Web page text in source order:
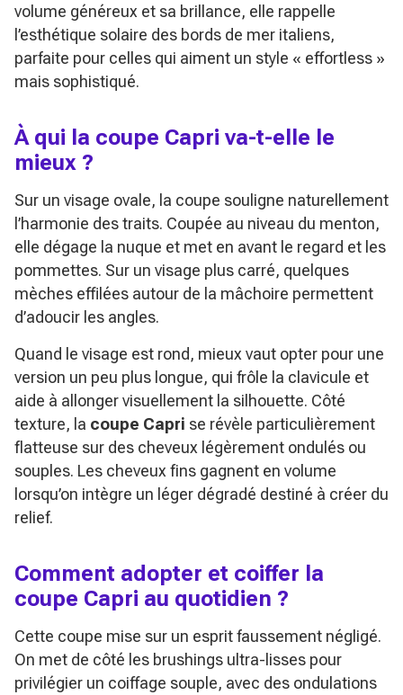
volume généreux et sa brillance, elle rappelle
l’esthétique solaire des bords de mer italiens,
parfaite pour celles qui aiment un style « effortless »
mais sophistiqué.
À qui la coupe Capri va-t-elle le
mieux ?
Sur un visage ovale, la coupe souligne naturellement
l’harmonie des traits. Coupée au niveau du menton,
elle dégage la nuque et met en avant le regard et les
pommettes. Sur un visage plus carré, quelques
mèches effilées autour de la mâchoire permettent
d’adoucir les angles.
Quand le visage est rond, mieux vaut opter pour une
version un peu plus longue, qui frôle la clavicule et
aide à allonger visuellement la silhouette. Côté
texture, la coupe Capri se révèle particulièrement
flatteuse sur des cheveux légèrement ondulés ou
souples. Les cheveux fins gagnent en volume
lorsqu’on intègre un léger dégradé destiné à créer du
relief.
Comment adopter et coiffer la
coupe Capri au quotidien ?
Cette coupe mise sur un esprit faussement négligé.
On met de côté les brushings ultra-lisses pour
privilégier un coiffage souple, avec des ondulations